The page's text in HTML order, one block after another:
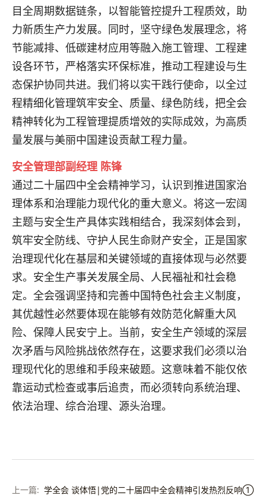
目全周期数据链条，以智能管控提升工程质效，助
力新质生产力发展。同时，坚守绿色发展理念，将
节能减排、低碳建材应用等融入施工管理、工程建
设各环节，严格落实环保标准，推动工程建设与生
态保护协同共进。我们将以实干践行使命，以全过
程精细化管理筑牢安全、质量、绿色防线，把全会
精神转化为工程管理提质增效的实际成效，为高质
量发展与美丽中国建设贡献工程力量。
安全管理部副经理 陈锋
通过二十届四中全会精神学习，认识到推进国家治
理体系和治理能力现代化的重大意义。将这一宏阔
主题与安全生产具体实践相结合，我深刻体会到，
筑牢安全防线、守护人民生命财产安全，正是国家
治理现代化在基层和关键领域的直接体现与必然要
求。安全生产事关发展全局、人民福祉和社会稳
定。全会强调坚持和完善中国特色社会主义制度，
其优越性必然要体现在能够有效防范化解重大风
险、保障人民安宁上。当前，安全生产领域的深层
次矛盾与风险挑战依然存在，这要求我们必须以治
理现代化的思维和手段来破题。这意味着不能仅依
靠运动式检查或事后追责，而必须转向系统治理、
依法治理、综合治理、源头治理。
学全会 谈体悟|党的二十届四中全会精神引发热烈反响①